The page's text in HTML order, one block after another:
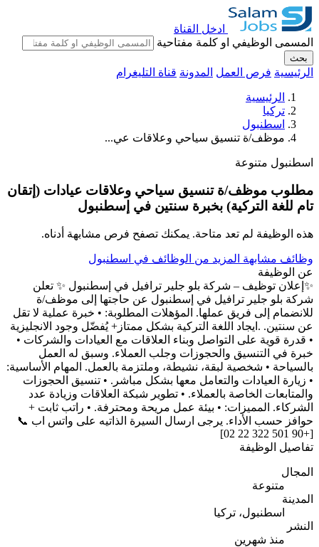
ادخل القناة
المسمى الوظيفي او كلمة مفتاحية
بحث
الرئيسية فرص العمل المدونة قناة التليغرام
الرئيسية
تركيا
اسطنبول
موظف/ة تنسيق سياحي وعلاقات عي...
اسطنبول متنوعة
مطلوب موظف/ة تنسيق سياحي وعلاقات عيادات (إتقان
تام للغة التركية) بخبرة سنتين في إسطنبول
هذه الوظيفة لم تعد متاحة. يمكنك تصفح فرص مشابهة أدناه.
وظائف مشابهة المزيد من الوظائف في اسطنبول
عن الوظيفة
✨إعلان توظيف – شركة بلو جلير ترافيل في إسطنبول ✨ تعلن
شركة بلو جلير ترافيل في إسطنبول عن حاجتها إلى موظف/ة
للانضمام إلى فريق عملها. المؤهلات المطلوبة: • خبرة عملية لا تقل
عن سنتين. .ايجاد اللغة التركية بشكل ممتاز+ يُفضّل وجود الانجليزية
• قدرة قوية على التواصل وبناء العلاقات مع العيادات والشركات •
خبرة في التنسيق والحجوزات وجلب العملاء. وسبق له العمل
بالسياحة • شخصية لبقة، نشيطة، وملتزمة بالعمل. المهام الأساسية:
• زيارة العيادات والتعامل معها بشكل مباشر. • تنسيق الحجوزات
والمتابعات الخاصة بالعملاء. • تطوير شبكة العلاقات وزيادة عدد
الشركاء. المميزات: • بيئة عمل مريحة ومحترفة. • راتب ثابت +
حوافز حسب الأداء. يرجى ارسال السيرة الذاتيه على واتس اب 📞
[+90 501 322 22 02]
تفاصيل الوظيفة
المجال
متنوعة
المدينة
اسطنبول، تركيا
النشر
منذ شهرين